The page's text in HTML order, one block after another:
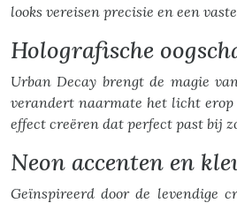
looks vereisen precisie en een
Holografische
Urban Decay brengt de magie
verandert naarmate het licht
effect creëren dat perfect past bij
Neon accenten en
Geïnspireerd door de levendige